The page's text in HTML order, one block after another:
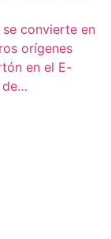
se convierte en
orígenes
en el E-
de…